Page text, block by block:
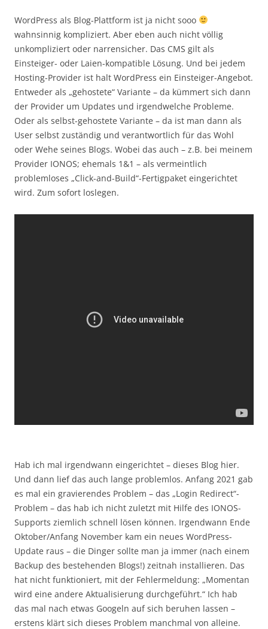
WordPress als Blog-Plattform ist ja nicht sooo
wahnsinnig kompliziert. Aber eben auch nicht völlig
unkompliziert oder narrensicher. Das CMS gilt als
Einsteiger- oder Laien-kompatible Lösung. Und bei jedem
Hosting-Provider ist halt WordPress ein Einsteiger-Angebot.
Entweder als „gehostete“ Variante – da kümmert sich dann
der Provider um Updates und irgendwelche Probleme.
Oder als selbst-gehostete Variante – da ist man dann als
User selbst zuständig und verantwortlich für das Wohl
oder Wehe seines Blogs. Wobei das auch – z.B. bei meinem
Provider IONOS; ehemals 1&1 – als vermeintlich
problemloses „Click-and-Build“-Fertigpaket eingerichtet
wird. Zum sofort loslegen.
Hab ich mal irgendwann eingerichtet – dieses Blog hier.
Und dann lief das auch lange problemlos. Anfang 2021 gab
es mal ein gravierendes Problem – das „Login Redirect“-
Problem – das hab ich nicht zuletzt mit Hilfe des IONOS-
Supports ziemlich schnell lösen können. Irgendwann Ende
Oktober/Anfang November kam ein neues WordPress-
Update raus – die Dinger sollte man ja immer (nach einem
Backup des bestehenden Blogs!) zeitnah installieren. Das
hat nicht funktioniert, mit der Fehlermeldung: „Momentan
wird eine andere Aktualisierung durchgeführt.“ Ich hab
das mal nach etwas Googeln auf sich beruhen lassen –
erstens klärt sich dieses Problem manchmal von alleine.